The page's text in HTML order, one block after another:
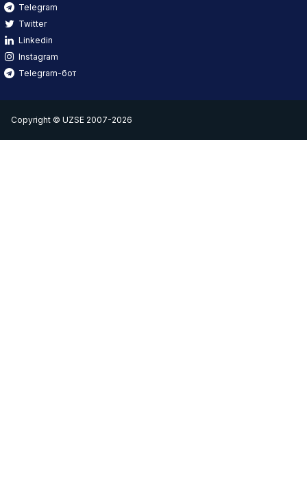
Telegram
Twitter
Linkedin
Instagram
Telegram-бот
Copyright © UZSE 2007-2026